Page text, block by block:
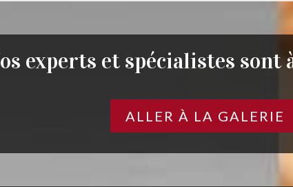
experts et spécialistes sont
ALLER À LA GALERIE